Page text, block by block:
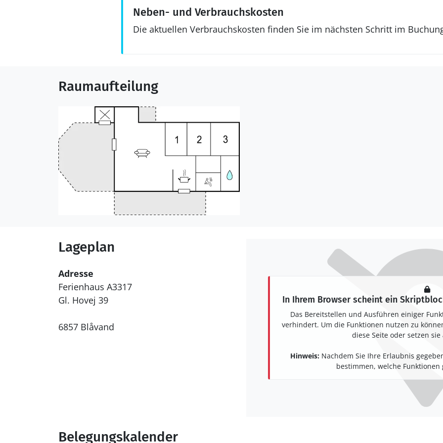
Neben- und Verbrauchskosten
Die aktuellen Verbrauchskosten finden Sie im nächsten Schritt im
Raumaufteilung
Lageplan
Adresse
Ferienhaus A3317
Gl. Hovej 39
6857 Blåvand
In Ihrem Browser scheint ein
Das Bereitstellen und Ausführen einiger
verhindert. Um die Funktionen nutzen zu
diese Seite oder setzen
Hinweis:Nachdem Sie Ihre Erlaubnis
bestimmen, welche
Belegungskalender